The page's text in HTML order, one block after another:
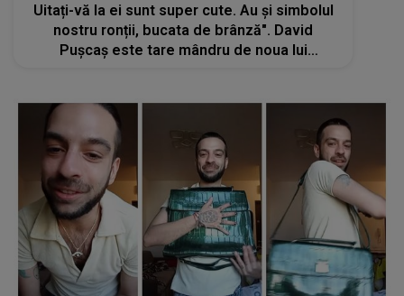
Uitați-vă la ei sunt super cute. Au și simbolul
nostru ronții, bucata de brânză". David
Pușcaș este tare mândru de noua lui